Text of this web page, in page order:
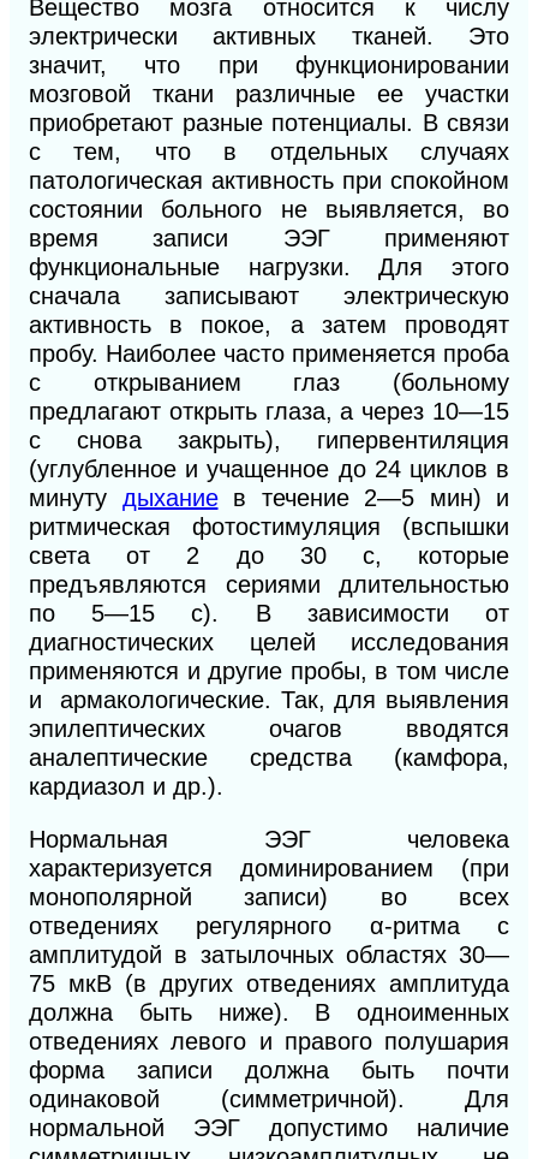
Вещество мозга относится к числу
электрически активных тканей. Это
значит, что при функционировании
мозговой ткани различные ее участки
приобретают разные потенциалы. В связи
с тем, что в отдельных случаях
патологическая активность при спокойном
состоянии больного не выявляется, во
время записи ЭЭГ применяют
функциональные нагрузки. Для этого
сначала записывают электрическую
активность в покое, а затем проводят
пробу. Наиболее часто применяется проба
с открыванием глаз (больному
предлагают открыть глаза, а через 10—15
с снова закрыть), гипервентиляция
(углубленное и учащенное до 24 циклов в
минуту дыханиев течение 2—5 мин) и
ритмическая фотостимуляция (вспышки
света от 2 до 30 с, которые
предъявляются сериями длительностью
по 5—15 с). В зависимости от
диагностических целей исследования
применяются и другие пробы, в том числе
иармакологические. Так, для выявления
эпилептических очагов вводятся
аналептические средства (камфора,
кардиазол и др.).
Нормальная ЭЭГ человека
характеризуется доминированием (при
монополярной записи) во всех
отведениях регулярного α-ритма с
амплитудой в затылочных областях 30—
75 мкВ (в других отведениях амплитуда
должна быть ниже). В одноименных
отведениях левого и правого полушария
форма записи должна быть почти
одинаковой (симметричной). Для
нормальной ЭЭГ допустимо наличие